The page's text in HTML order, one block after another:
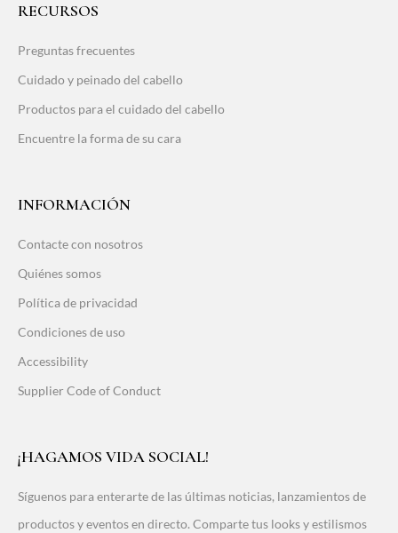
RECURSOS
Preguntas frecuentes
Cuidado y peinado del cabello
Productos para el cuidado del cabello
Encuentre la forma de su cara
INFORMACIÓN
Contacte con nosotros
Quiénes somos
Política de privacidad
Condiciones de uso
Accessibility
Supplier Code of Conduct
¡HAGAMOS VIDA SOCIAL!
Síguenos para enterarte de las últimas noticias, lanzamientos de
productos y eventos en directo. Comparte tus looks y estilismos